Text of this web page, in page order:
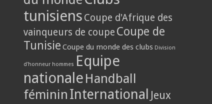
tunisiens Coupe d'Afrique des
vainqueurs de coupe Coupe de
Tunisie Coupe du monde des clubs Division
d'honneur hommes Equipe
nationale Handball
féminin International Jeux